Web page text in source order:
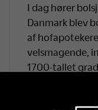
I dag hører
Danmark blev
af
velsmagende,
1700-tallet
Vælg mellem